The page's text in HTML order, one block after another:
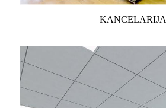
KANCELARIJA